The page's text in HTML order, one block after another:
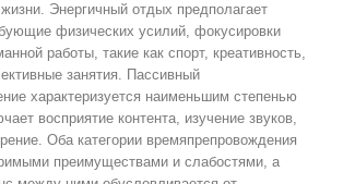
жизни. Энергичный отдых предполагает
физических усилий, фокусировки
работы, такие как спорт, креативность,
занятия. Пассивный
характеризуется наименьшим степенью
восприятие контента, изучение звуков,
Оба категории времяпрепровождения
преимуществами и слабостями, а